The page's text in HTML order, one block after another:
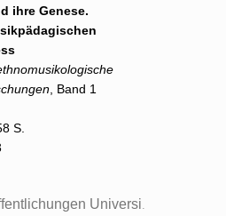
ihre Genese.
, Band 1
S.
Universi.